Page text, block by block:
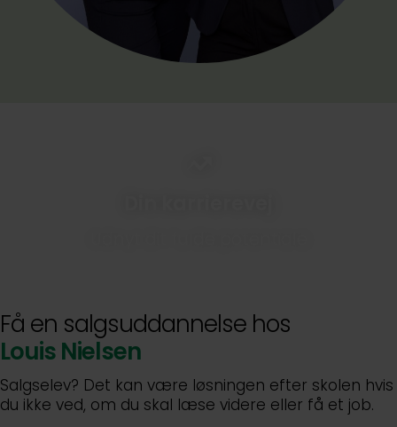
Få en salgsuddannelse hos
Louis Nielsen
Salgselev? Det kan være løsningen efter skolen hvis
du ikke ved, om du skal læse videre eller få et job.